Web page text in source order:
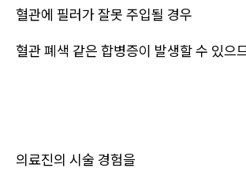
혈관에 필러가 잘못 주입될 경우
혈관 폐색 같은 합병증이 발생할 수 있으
의료진의 시술 경험을